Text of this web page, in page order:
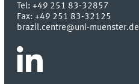
Tel:+49 251 83-32857
Fax:+49 251 83-32125
brazil.centre@uni-muenster.de